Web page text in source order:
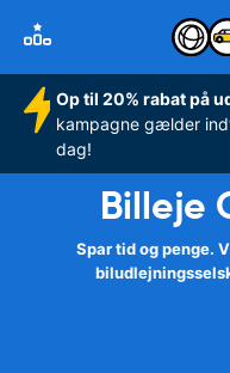
Op til 20% rabat på
kampagne gælder
dag!
Billeje
Spar tid og penge.